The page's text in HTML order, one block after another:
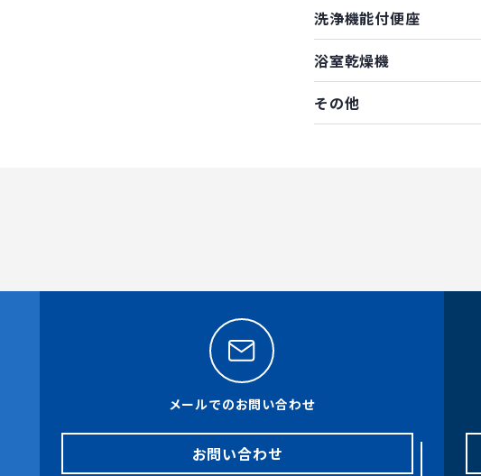
洗浄機能付便座
浴室乾燥機
その他
メールでのお問い合わせ
お問い合わせ